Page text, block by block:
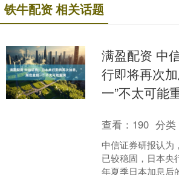
铁牛配资 相关话题
满盈配资 中
行即将再次
一”不太可能
查看： 190 分类
中信证券研报认为
已较稳固，日本央
年夏季日本加息后